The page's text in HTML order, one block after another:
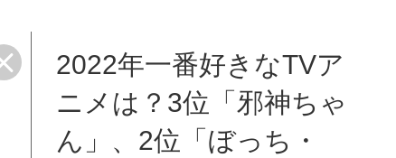
2022年一番好きなTVア
ニメは？3位「邪神ちゃ
ん」、2位「ぼっち・